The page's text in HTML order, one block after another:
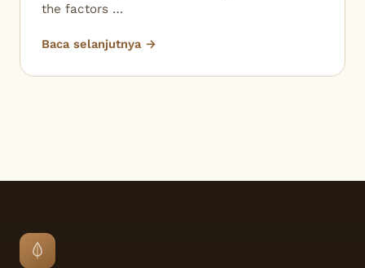
the factors …
Baca selanjutnya →